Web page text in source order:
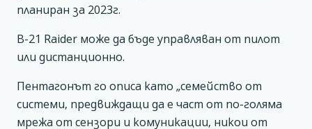
планиран за 2023г.
B-21 Raider може да бъде управляван от пилот
или дистанционно.
Пентагонът го описа като „семейство от
системи, предвиждащи да е част от по-голяма
мрежа от сензори и комуникации, никои от